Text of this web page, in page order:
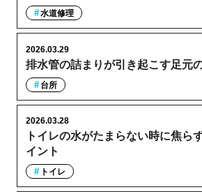
水道修理
排水管の詰まりが引き起こす足元
2026.03.29
台所
トイレの水がたまらない時に焦ら
イント
2026.03.28
トイレ